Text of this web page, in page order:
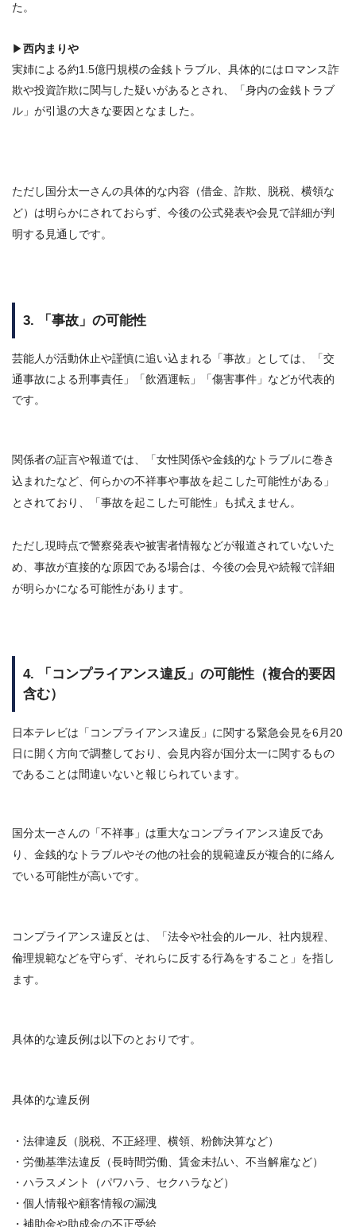
た。
▶西内まりや
実姉による約1.5億円規模の金銭トラブル、具体的にはロマンス詐
欺や投資詐欺に関与した疑いがあるとされ、「身内の金銭トラブ
ル」が引退の大きな要因となました。
ただし国分太一さんの具体的な内容（借金、詐欺、脱税、横領な
ど）は明らかにされておらず、今後の公式発表や会見で詳細が判
明する見通しです。
3. 「事故」の可能性
芸能人が活動休止や謹慎に追い込まれる「事故」としては、「交
通事故による刑事責任」「飲酒運転」「傷害事件」などが代表的
です。
関係者の証言や報道では、「女性関係や金銭的なトラブルに巻き
込まれたなど、何らかの不祥事や事故を起こした可能性がある」
とされており、「事故を起こした可能性」も拭えません。
ただし現時点で警察発表や被害者情報などが報道されていないた
め、事故が直接的な原因である場合は、今後の会見や続報で詳細
が明らかになる可能性があります。
4. 「コンプライアンス違反」の可能性（複合的要因
含む）
日本テレビは「コンプライアンス違反」に関する緊急会見を6月20
日に開く方向で調整しており、会見内容が国分太一に関するもの
であることは間違いないと報じられています。
国分太一さんの「不祥事」は重大なコンプライアンス違反であ
り、金銭的なトラブルやその他の社会的規範違反が複合的に絡ん
でいる可能性が高いです。
コンプライアンス違反とは、「法令や社会的ルール、社内規程、
倫理規範などを守らず、それらに反する行為をすること」を指し
ます。
具体的な違反例は以下のとおりです。
具体的な違反例
・法律違反（脱税、不正経理、横領、粉飾決算など）
・労働基準法違反（長時間労働、賃金未払い、不当解雇など）
・ハラスメント（パワハラ、セクハラなど）
・個人情報や顧客情報の漏洩
・補助金や助成金の不正受給